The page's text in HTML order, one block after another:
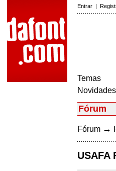
Entrar |
Temas
Novidades
Fórum
Fórum →
USAFA